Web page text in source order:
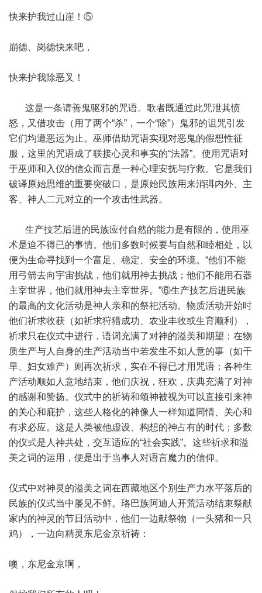
快来护我过山崖！⑤
崩德、岗德快来吧，
快来护我除恶叉！
这是一条请善鬼驱邪的咒语。歌者既通过此咒泄其愤
怒，又借攻击（用了两个“杀”，一个“除”）鬼邪的诅咒引发
它们均遭恶运为止。巫师借助咒语实现对恶鬼的假想性征
服，这里的咒语成了联接心灵和事实的“法器”。使用咒语对
于巫师和入仪的信众而言是一种心理安抚与疗救。它是我们
破译原始思维的重要突破口，是原始民族用来消弭内外、主
客、神人二元对立的一个攻击性武器。
生产技艺后进的民族应付自然的能力是有限的，使用巫
术是迫不得已的事情。他们多数时候要与自然和睦相处，以
便为生命寻找到一个富足、稳定、安全的环境。“他们不能
用弓箭去向宇宙挑战，他们就用神去挑战；他们不能用石器
主宰世界，他们就用神去主宰世界。”⑥生产技艺后进民族
的最高的文化活动是神人亲和的祭祀活动。物质活动开始时
他们祈求收获（如祈求狩猎成功、农业丰收或生育顺利），
祈求只在仪式中进行，语词充满了对神的溢美和期望；在物
质生产与人自身的生产活动当中若发生不如人意的事（如干
旱、妇女难产）则再次祈求，实在不得已才用咒语；各种生
产活动顺如人意地结束，他们庆祝，狂欢，庆典充满了对神
的感谢和赞扬。仪式中的祈祷和颂神被视为可以直接引来神
的关心和庇护，这些人格化的神像人一样知道同情、关心和
有求必应。这是人类被他虚设、构想的神占有的时代；多数
的仪式是人神共处，交互适应的“社会实践”。这些祈求和溢
美之词的运用，便是出于当事人对语言魔力的信仰。
仪式中对神灵的溢美之词在西藏地区个别生产力水平落后的
民族的仪式当中屡见不鲜。珞巴族阿迪人开荒活动结束祭献
家内的神灵的节日活动中，他们一边献祭物（一头猪和一只
鸡），一边向精灵东尼金京祈祷：
噢，东尼金京啊，